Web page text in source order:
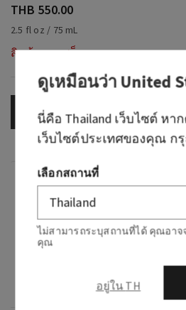
THB 550.00
2.5 fl oz / 75 mL
สินค้าหมดสต็อก
OUT OF STOCK
กลิ่น
What it smells like: the sweet,
love.
Fragrance notes: fresh
shortcake and whipped cream.
ดูเหมือนว่าUnited
นี่คือ Thailand เว็บไซต์ หา
เว็บไซต์ประเทศของคุณ ก
เลือกสถานที่
ไม่สามารถระบุสถานที่ได้ คุณอาจ
คุณ
อยู่ใน TH